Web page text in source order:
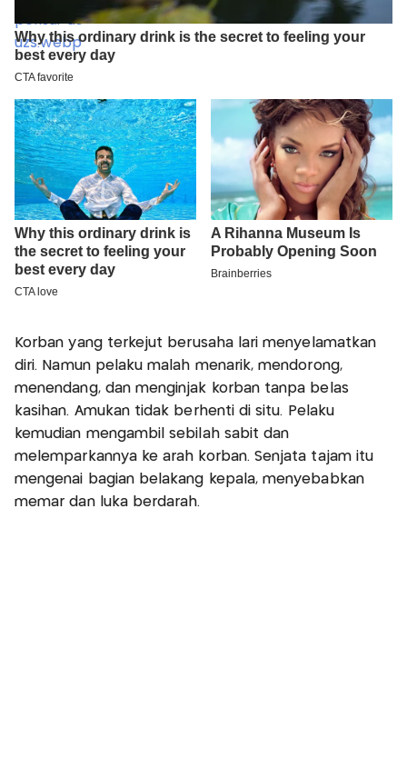
Korban yang terkejut berusaha lari menyelamatkan
diri. Namun pelaku malah menarik, mendorong,
menendang, dan menginjak korban tanpa belas
kasihan. Amukan tidak berhenti di situ. Pelaku
kemudian mengambil sebilah sabit dan
melemparkannya ke arah korban. Senjata tajam itu
mengenai bagian belakang kepala, menyebabkan
memar dan luka berdarah.